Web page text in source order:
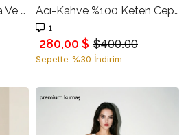
Haki Asimetrik Kapama Ve Bağlama Detaylı Rahat Kesim Pantolon Acı-Kahve %100 Keten Cep Detaylı Rahat Kesim Pantolon
1
$400.00
280,00 $
Sepette %30 İndirim